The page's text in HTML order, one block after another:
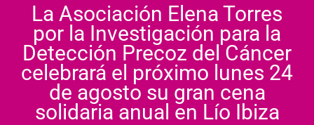
La Asociación Elena Torres
por la Investigación para la
Detección Precoz del Cáncer
celebrará el próximo lunes 24
de agosto su gran cena
solidaria anual en Lío Ibiza